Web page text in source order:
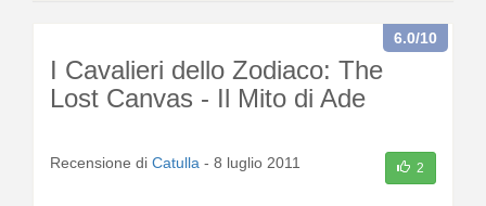
I Cavalieri dello Zodiaco: The
Lost Canvas - Il Mito di Ade
6.0/10
Recensione di Catulla - 8 luglio 2011 2